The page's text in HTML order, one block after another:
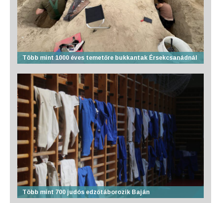
Több mint 1000 éves temetőre bukkantak Érsekcsanádnál
Több mint 700 judós edzőtáborozik Baján